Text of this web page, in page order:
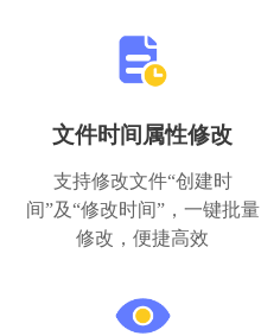
文件时间属性修改
支持修改文件“创建时
间”及“修改时间”，一键批量
修改，便捷高效